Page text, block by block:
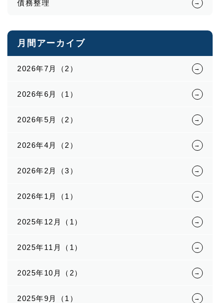
債務整理
月間アーカイブ
2026年7月（2）
2026年6月（1）
2026年5月（2）
2026年4月（2）
2026年2月（3）
2026年1月（1）
2025年12月（1）
2025年11月（1）
2025年10月（2）
2025年9月（1）